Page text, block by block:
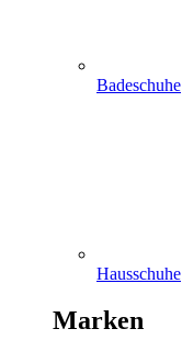
Badeschuhe
Hausschuhe
Marken